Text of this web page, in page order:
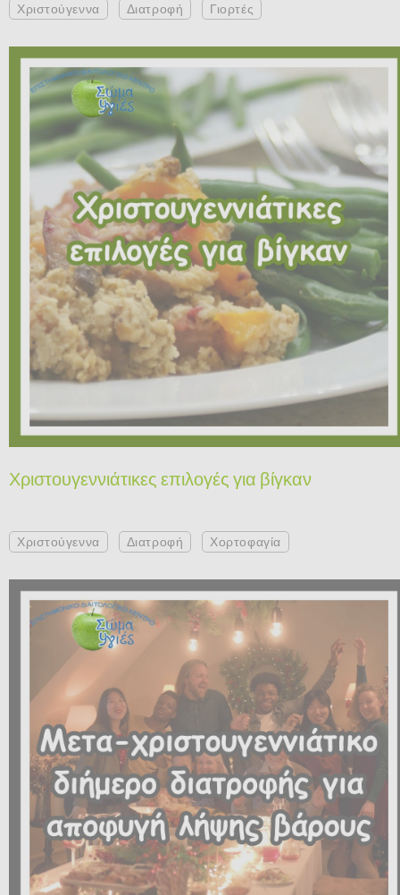
Χριστούγεννα Διατροφή Γιορτές
Χριστουγεννιάτικες επιλογές για βίγκαν
Χριστούγεννα Διατροφή Χορτοφαγία